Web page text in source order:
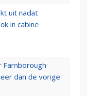
uit nadat
in cabine
dan de vorige